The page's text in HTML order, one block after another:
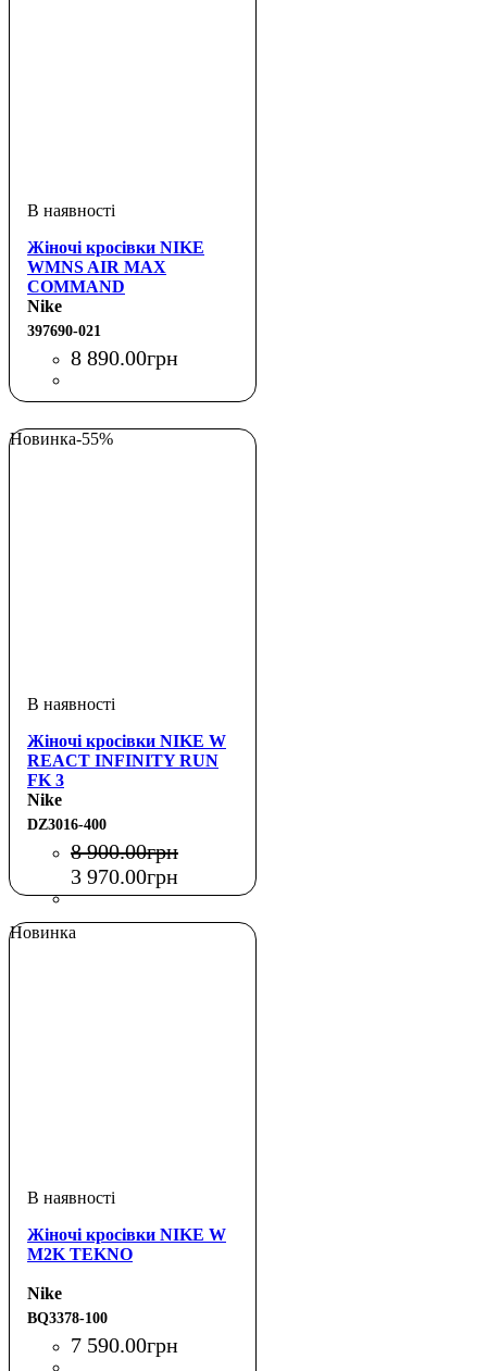
Жіночі кросівки NIKE
WMNS AIR MAX
COMMAND
Nike
397690-021
8 890.00грн
Новинка-55%
Жіночі кросівки NIKE W
REACT INFINITY RUN
FK 3
Nike
DZ3016-400
8 900.00грн
3 970.00грн
Новинка
Жіночі кросівки NIKE W
M2K TEKNO
Nike
BQ3378-100
7 590.00грн